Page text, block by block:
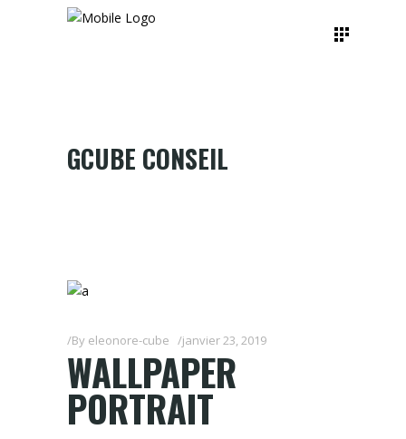
GCUBE CONSEIL
By eleonore-cube janvier 23, 2019
WALLPAPER
PORTRAIT